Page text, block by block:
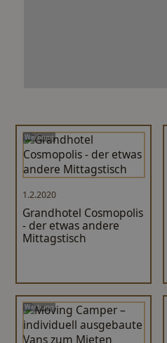
Werbung
1.2.2020
Grandhotel Cosmopolis
- der etwas andere
Mittagstisch
Werbung